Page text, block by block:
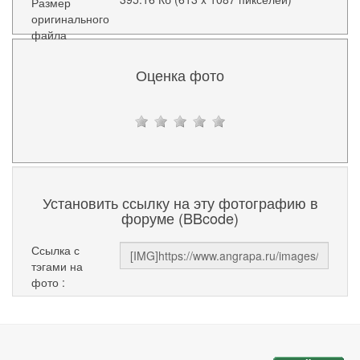
оригинального
файла
Оценка фото
Установить ссылку на эту фотографию в
форуме (BBcode)
Ссылка с
тэгами на
фото :